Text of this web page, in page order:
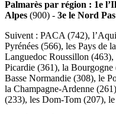
Palmarès par région : 1e
Alpes (900) - 3e le Nord
Suivent : PACA (742),
Pyrénées (566), les Pays de
Languedoc Roussillon
Picardie (361), la
Basse Normandie (308), le
la Champagne-Ardenne
(233), les Dom-Tom (207),